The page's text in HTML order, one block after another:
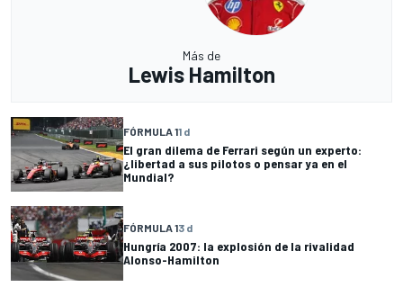
Más de
Lewis Hamilton
FÓRMULA 11 d
El gran dilema de Ferrari según un experto:
¿libertad a sus pilotos o pensar ya en el
Mundial?
FÓRMULA 13 d
Hungría 2007: la explosión de la rivalidad
Alonso-Hamilton